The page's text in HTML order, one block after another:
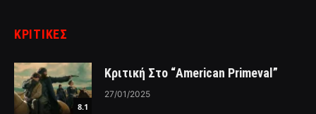
ΚΡΙΤΙΚΈΣ
8.1
Κριτική Στο “American Primeval”
27/01/2025